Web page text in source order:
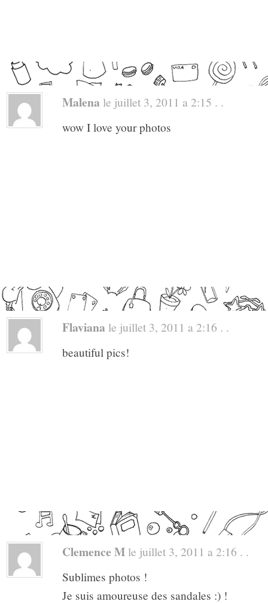
Malena le juillet 3, 2011 a 2:15 . .
wow I love your photos
Flaviana le juillet 3, 2011 a 2:16 . .
beautiful pics!
Clemence M le juillet 3, 2011 a 2:16 . .
Sublimes photos !
Je suis amoureuse des sandales :) !